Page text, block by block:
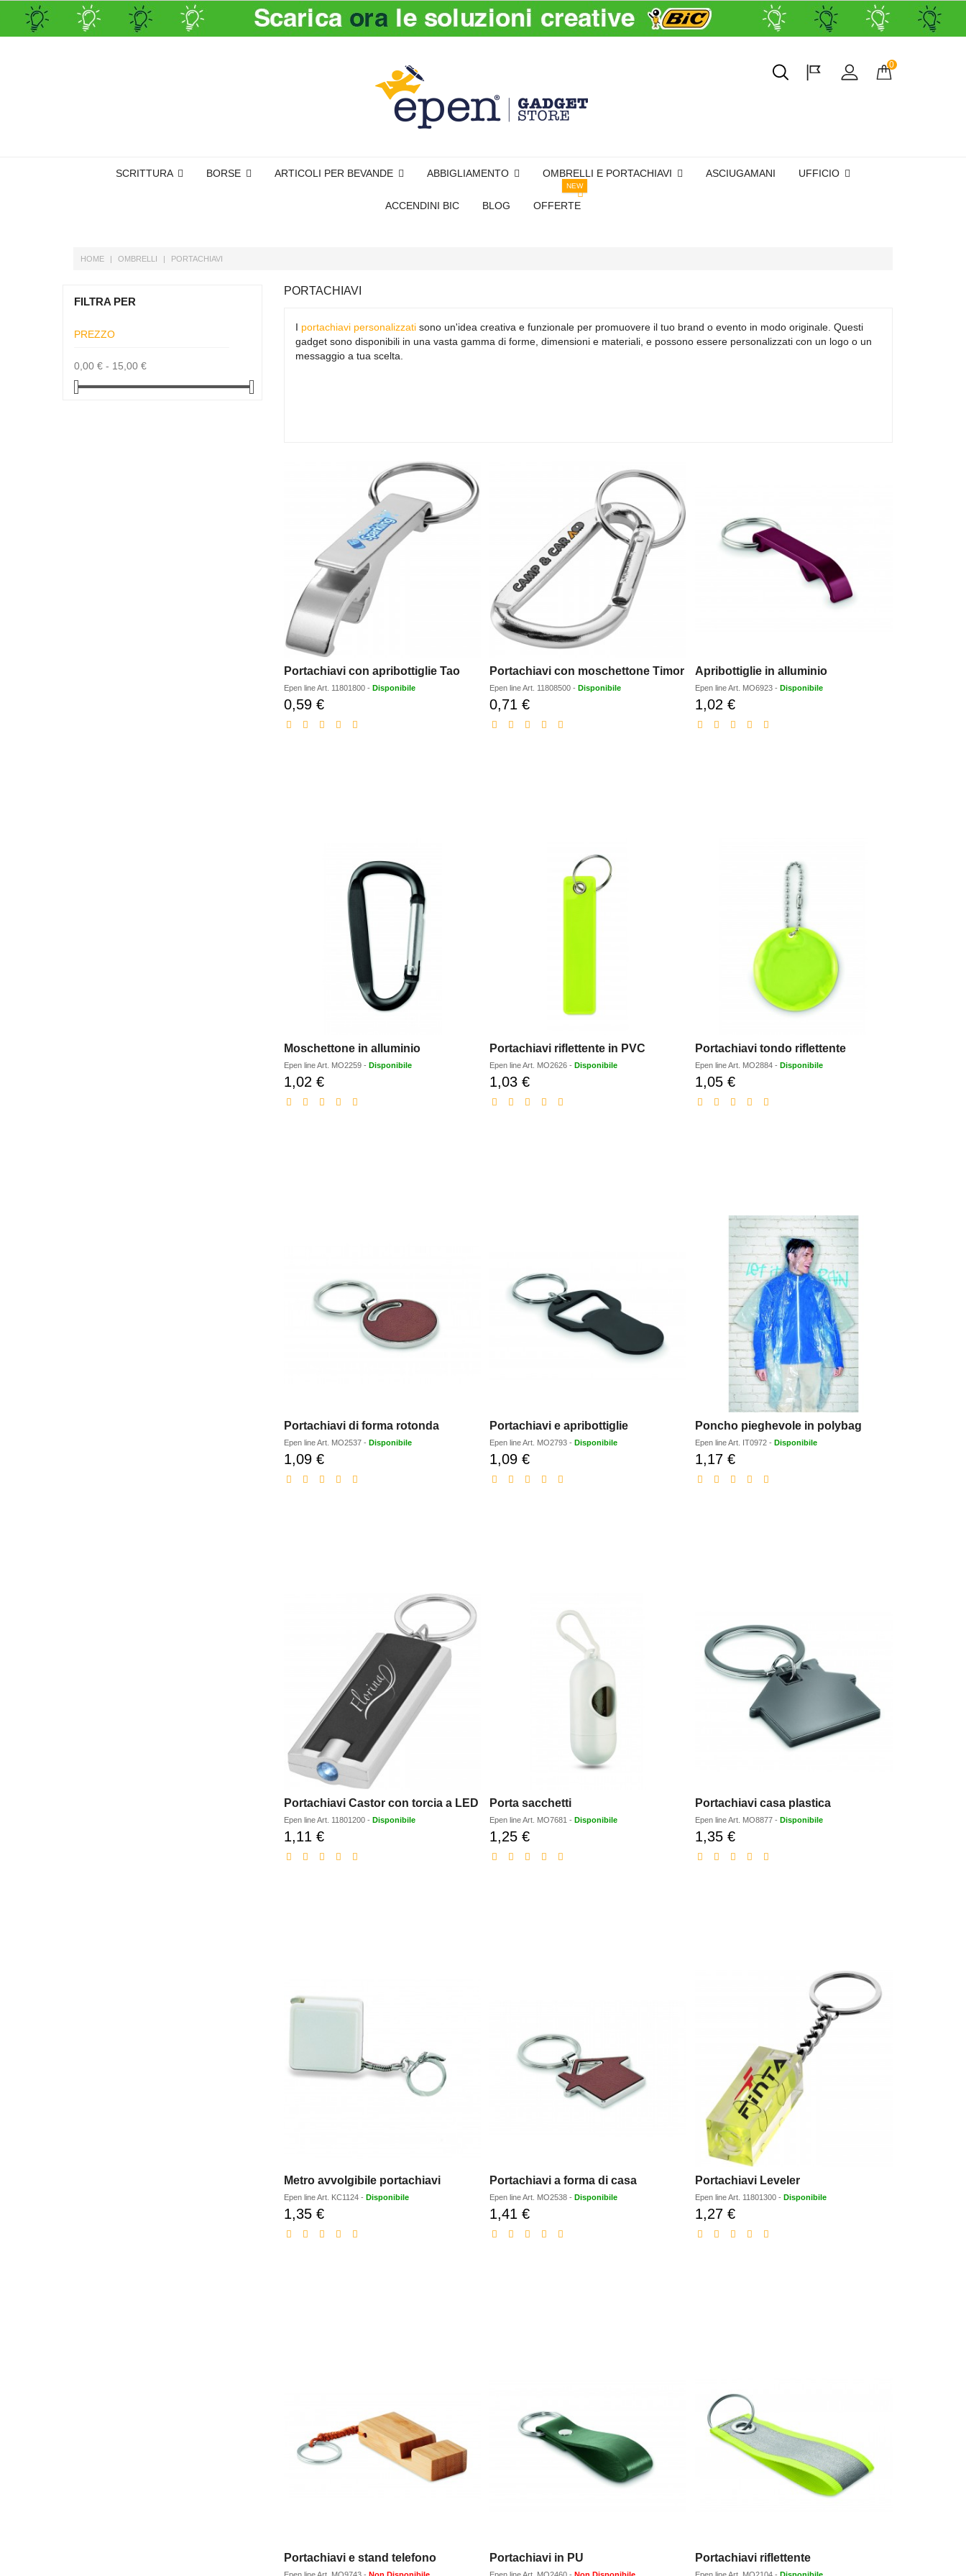
0
SCRITTURA BORSE ARTICOLI PER BEVANDE ABBIGLIAMENTO OMBRELLI E PORTACHIAVI ASCIUGAMANI UFFICIO
ACCENDINI BIC BLOG OFFERTE
NEW
HOME OMBRELLI PORTACHIAVI
FILTRA PER
PREZZO
0,00 € - 15,00 €
PORTACHIAVI
I portachiavi personalizzatisono un'idea creativa e funzionale per promuovere il tuo brand o evento in modo originale. Questi
gadget sono disponibili in una vasta gamma di forme, dimensioni e materiali, e possono essere personalizzati con un logo o un
messaggio a tua scelta.
Portachiavi con apribottiglie Tao
Epen lineArt. 11801800- Disponibile
0,59 €Prezzo
scontato
Portachiavi con moschettone Timor
Epen lineArt. 11808500- Disponibile
0,71 €Prezzo
scontato
Apribottiglie in alluminio
Epen lineArt. MO6923 - Disponibile
1,02 €Prezzo
scontato
Moschettone in alluminio
Epen lineArt. MO2259- Disponibile
1,02 €Prezzo
scontato
Portachiavi riflettente in PVC
Epen lineArt. MO2626- Disponibile
1,03 €Prezzo
scontato
Portachiavi tondo riflettente
Epen lineArt. MO2884 - Disponibile
1,05 €Prezzo
scontato
Portachiavi di forma rotonda
Epen lineArt. MO2537- Disponibile
1,09 €Prezzo
scontato
Portachiavi e apribottiglie
Epen lineArt. MO2793- Disponibile
1,09 €Prezzo
scontato
Poncho pieghevole in polybag
Epen lineArt. IT0972 - Disponibile
1,17 €Prezzo
scontato
Portachiavi Castor con torcia a LED
Epen lineArt. 11801200- Disponibile
1,11 €Prezzo
scontato
Porta sacchetti
Epen lineArt. MO7681- Disponibile
1,25 €Prezzo
scontato
Portachiavi casa plastica
Epen lineArt. MO8877 - Disponibile
1,35 €Prezzo
scontato
Metro avvolgibile portachiavi
Epen lineArt. KC1124- Disponibile
1,35 €Prezzo
scontato
Portachiavi a forma di casa
Epen lineArt. MO2538- Disponibile
1,41 €Prezzo
scontato
Portachiavi Leveler
Epen lineArt. 11801300 - Disponibile
1,27 €Prezzo
scontato
Portachiavi e stand telefono Portachiavi in PU Portachiavi riflettente